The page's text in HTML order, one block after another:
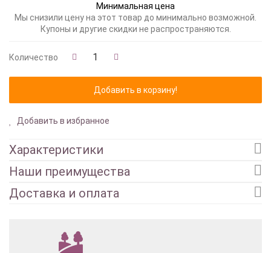
Минимальная цена
Мы снизили цену на этот товар до минимально возможной.
Купоны и другие скидки не распространяются.
Количество
Добавить в избранное
Характеристики
Наши преимущества
Доставка и оплата